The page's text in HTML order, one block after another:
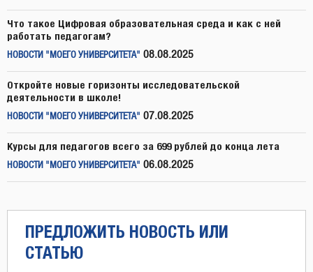
Что такое Цифровая образовательная среда и как с ней
работать педагогам?
НОВОСТИ "МОЕГО УНИВЕРСИТЕТА" 08.08.2025
Откройте новые горизонты исследовательской
деятельности в школе!
НОВОСТИ "МОЕГО УНИВЕРСИТЕТА" 07.08.2025
Курсы для педагогов всего за 699 рублей до конца лета
НОВОСТИ "МОЕГО УНИВЕРСИТЕТА" 06.08.2025
ПРЕДЛОЖИТЬ НОВОСТЬ ИЛИ
СТАТЬЮ